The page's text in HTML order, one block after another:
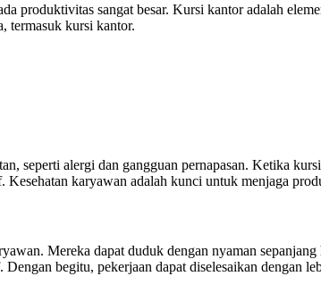
produktivitas sangat besar. Kursi kantor adalah
termasuk kursi kantor.
seperti alergi dan gangguan pernapasan. Ketika
karyawan adalah kunci untuk menjaga
Mereka dapat duduk dengan nyaman sepanjang
begitu, pekerjaan dapat diselesaikan dengan